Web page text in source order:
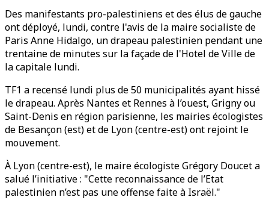
Des manifestants pro-palestiniens et des élus de gauche
ont déployé, lundi, contre l'avis de la maire socialiste de
Paris Anne Hidalgo, un drapeau palestinien pendant une
trentaine de minutes sur la façade de l'Hotel de Ville de
la capitale lundi.
TF1 a recensé lundi plus de 50 municipalités ayant hissé
le drapeau. Après Nantes et Rennes à l’ouest, Grigny ou
Saint-Denis en région parisienne, les mairies écologistes
de Besançon (est) et de Lyon (centre-est) ont rejoint le
mouvement.
À Lyon (centre-est), le maire écologiste Grégory Doucet a
salué l’initiative : "Cette reconnaissance de l’Etat
palestinien n’est pas une offense faite à Israël."